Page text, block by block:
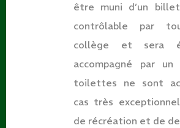
être muni d’un
contrôlable par
collège et sera
accompagné par un
toilettes ne sont
cas très
de récréation et de